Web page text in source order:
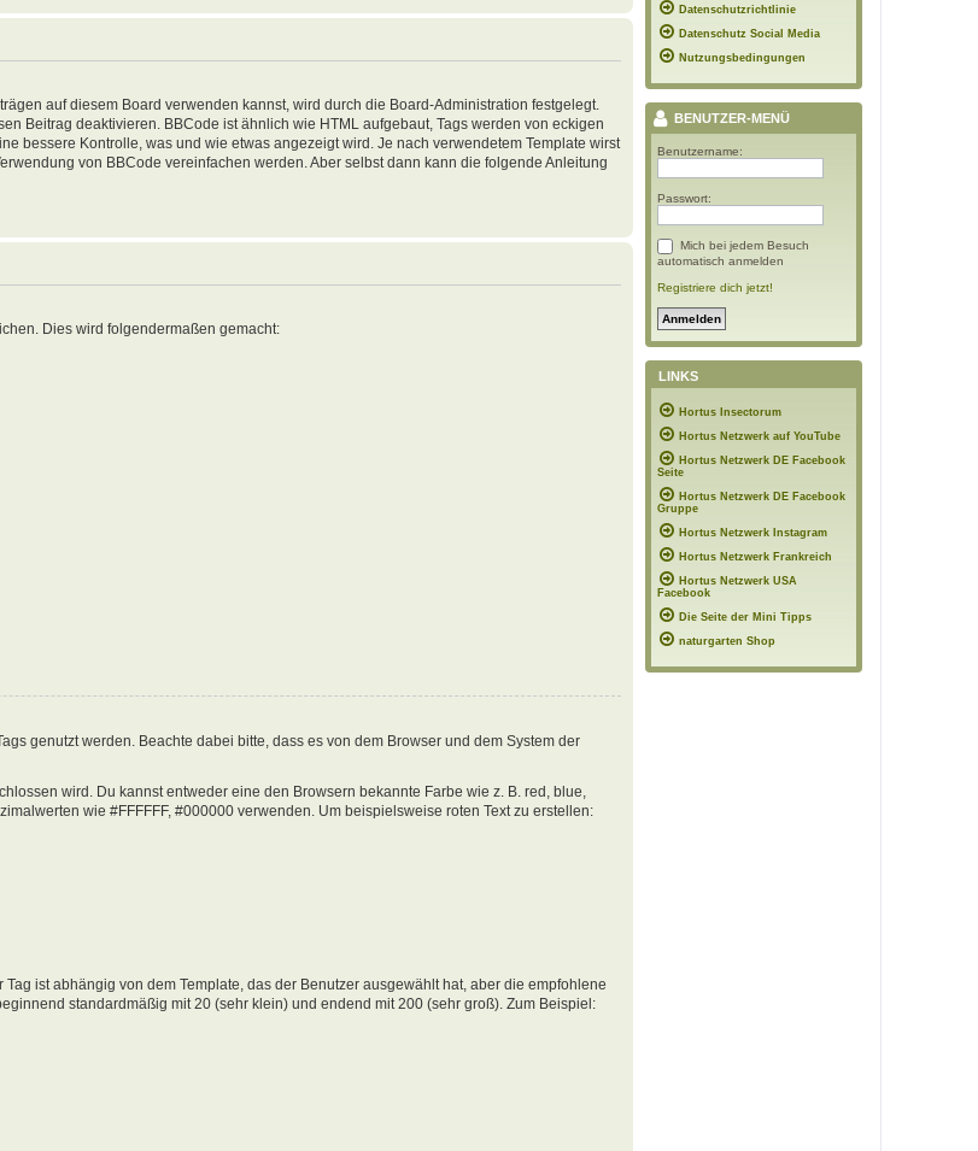
auf diesem Board verwenden kannst, wird durch die Board-Administration festgelegt.
Beitrag deaktivieren. BBCode ist ähnlich wie HTML aufgebaut, Tags werden von eckigen
bessere Kontrolle, was und wie etwas angezeigt wird. Je nach verwendetem Template wirst
von BBCode vereinfachen werden. Aber selbst dann kann die folgende Anleitung
Dies wird folgendermaßen gemacht:
genutzt werden. Beachte dabei bitte, dass es von dem Browser und dem System der
wird. Du kannst entweder eine den Browsern bekannte Farbe wie z. B. red, blue,
wie #FFFFFF, #000000 verwenden. Um beispielsweise roten Text zu erstellen:
Tag ist abhängig von dem Template, das der Benutzer ausgewählt hat, aber die empfohlene
standardmäßig mit 20 (sehr klein) und endend mit 200 (sehr groß). Zum Beispiel:
Datenschutzrichtlinie
Datenschutz Social Media
Nutzungsbedingungen
BENUTZER-MENÜ
Benutzername:
Passwort:
Mich bei jedem Besuch
automatisch anmelden
Registriere dich jetzt!
LINKS
Hortus Insectorum
Hortus Netzwerk auf YouTube
Hortus Netzwerk DE Facebook
Seite
Hortus Netzwerk DE Facebook
Gruppe
Hortus Netzwerk Instagram
Hortus Netzwerk Frankreich
Hortus Netzwerk USA
Facebook
Die Seite der Mini Tipps
naturgarten Shop